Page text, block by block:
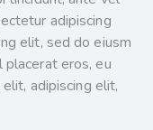
adipiscing
elit, sed do eiusm
eros, eu
adipiscing elit,